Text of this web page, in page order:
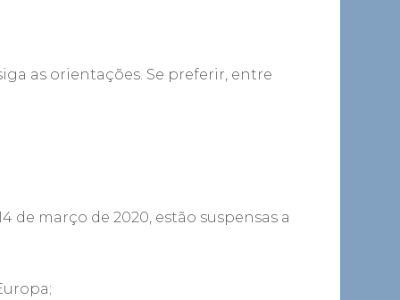
as orientações. Se preferir, entre
de março de 2020, estão suspensas a